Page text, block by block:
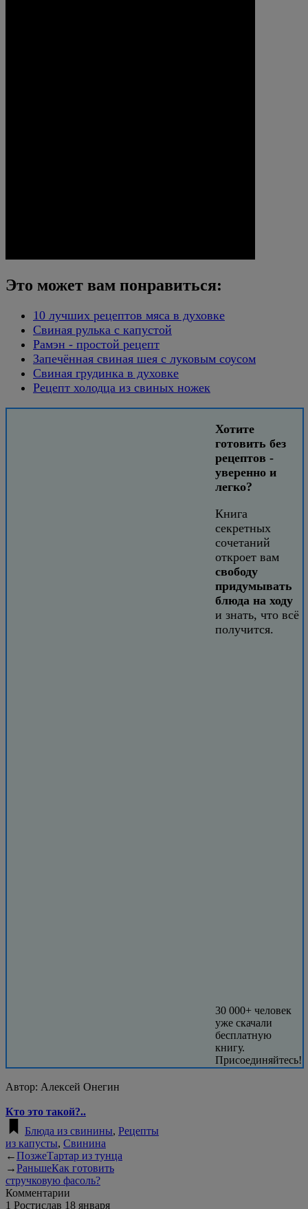
Это может вам понравиться:
10 лучших рецептов мяса в духовке
Свиная рулька с капустой
Рамэн - простой рецепт
Запечённая свиная шея с луковым соусом
Свиная грудинка в духовке
Рецепт холодца из свиных ножек
Хотите
готовить без
рецептов -
уверенно и
легко?
Книга
секретных
сочетаний
откроет вам
свободу
придумывать
блюда на ходу
и знать, что всё
получится.
30 000+ человек
уже скачали
бесплатную
книгу.
Присоединяйтесь!
Автор: Алексей Онегин
Кто это такой?..
Блюда из свинины, Рецепты
из капусты, Свинина
←ПозжеТартар из тунца
→РаньшеКак готовить
стручковую фасоль?
Комментарии
1 Ростислав 18 января